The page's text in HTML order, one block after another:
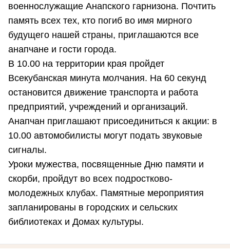
военнослужащие Анапского гарнизона. Почтить
память всех тех, кто погиб во имя мирного
будущего нашей страны, приглашаются все
анапчане и гости города.
В 10.00 на территории края пройдет
Всекубанская минута молчания. На 60 секунд
остановится движение транспорта и работа
предприятий, учреждений и организаций.
Анапчан приглашают присоединиться к акции: в
10.00 автомобилисты могут подать звуковые
сигналы.
Уроки мужества, посвященные Дню памяти и
скорби, пройдут во всех подростково-
молодежных клубах. Памятные мероприятия
запланированы в городских и сельских
библиотеках и Домах культуры.